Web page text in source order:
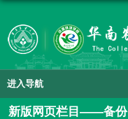
进入导航
新版网页栏目——备份